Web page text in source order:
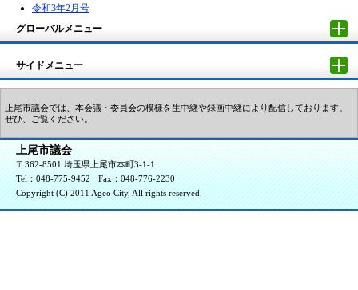
令和3年2月号
グローバルメニュー
サイドメニュー
上尾市議会では、本会議・委員会の模様を生中継や録画中継により配信しております。
ぜひ、ご覧ください。
上尾市議会
〒362-8501 埼玉県上尾市本町3-1-1
Tel：048-775-9452
Fax：048-776-2230
Copyright (C) 2011 Ageo City, All rights reserved.